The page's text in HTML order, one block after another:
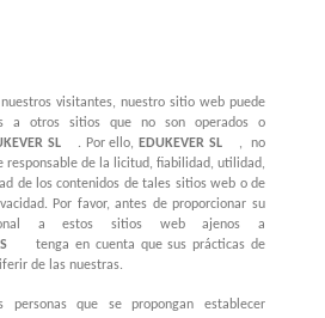
visitantes, nuestro sitio web puede
a otros sitios que no son operados o
SL . Por ello, EDUKEVER SL
, no
responsable de la licitud, fiabilidad, utilidad,
de los contenidos de tales sitios web o de
Por favor, antes de proporcionar su
a estos sitios web ajenos a
tenga en cuenta que sus prácticas de
de las nuestras.
personas que se propongan establecer